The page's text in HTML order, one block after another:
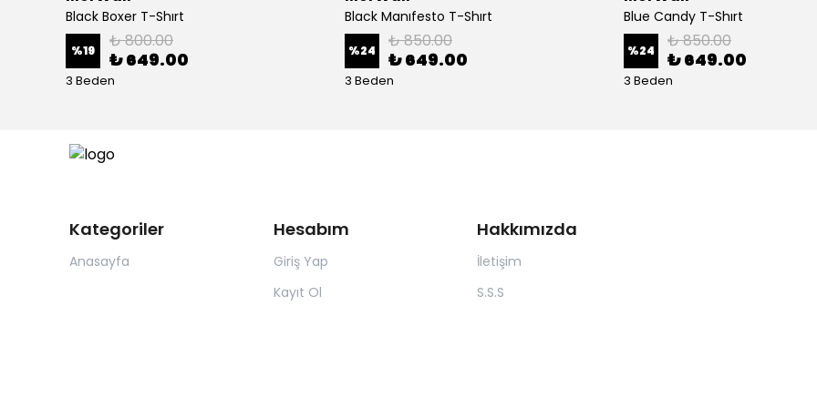
Black Boxer T-Shırt
%19 ₺ 800.00
₺ 649.00
3 Beden
Black Manıfesto T-Shırt
%24 ₺ 850.00
₺ 649.00
3 Beden
Blue Candy T-Shırt
%24 ₺ 850.00
₺ 649.00
3 Beden
Kategoriler
Anasayfa
Hesabım
Giriş Yap
Kayıt Ol
Hakkımızda
İletişim
S.S.S